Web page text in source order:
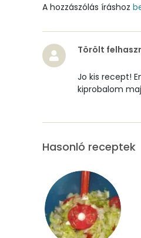
Kálcium
Vas
Foszfor
Nátrium
Réz
Mangán
A hozzászólás íráshoz
Törölt
Jo kis recept!
kiprobalom
Hasonló receptek